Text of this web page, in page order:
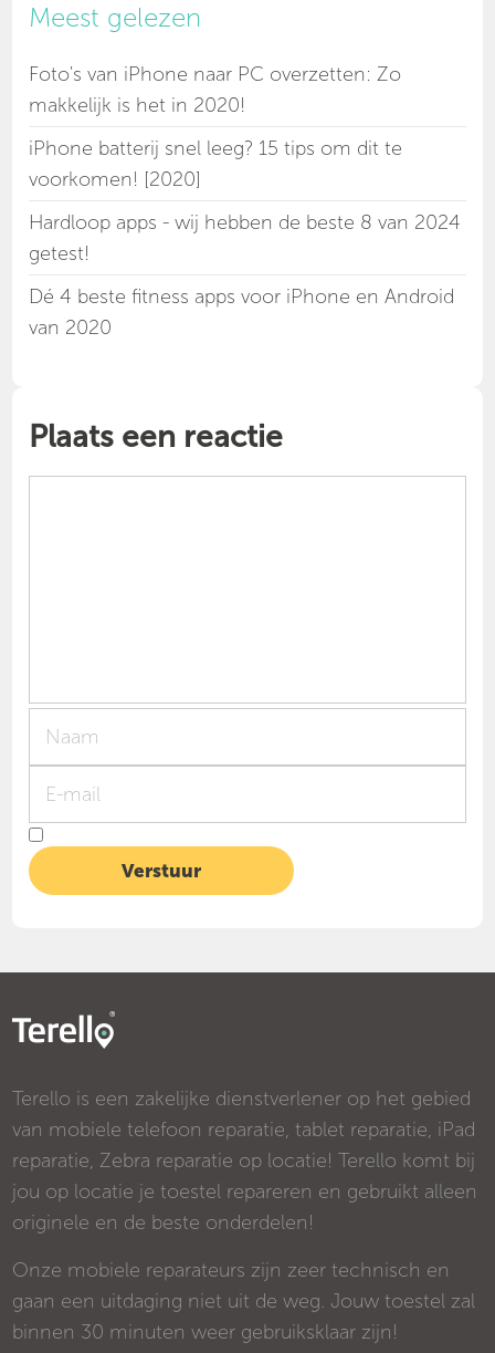
Meest gelezen
Foto's van iPhone naar PC overzetten: Zo
makkelijk is het in 2020!
iPhone batterij snel leeg? 15 tips om dit te
voorkomen! [2020]
Hardloop apps - wij hebben de beste 8 van 2024
getest!
Dé 4 beste fitness apps voor iPhone en Android
van 2020
Plaats een reactie
Terello is een zakelijke dienstverlener op het gebied
van mobiele telefoon reparatie, tablet reparatie, iPad
reparatie, Zebra reparatie op locatie! Terello komt bij
jou op locatie je toestel repareren en gebruikt alleen
originele en de beste onderdelen!
Onze mobiele reparateurs zijn zeer technisch en
gaan een uitdaging niet uit de weg. Jouw toestel zal
binnen 30 minuten weer gebruiksklaar zijn!